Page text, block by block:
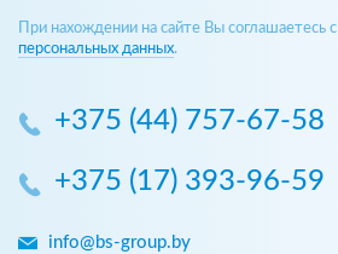
При нахождении на сайте Вы соглашаетесь с
персональных данных.
+375 (44) 757-67-58
+375 (17) 393-96-59
info@bs-group.by